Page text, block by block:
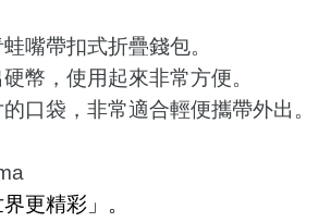
嘴帶扣式折疊錢包。
幣，使用起來非常方便。
口袋，非常適合輕便攜帶外出。
更精彩」。